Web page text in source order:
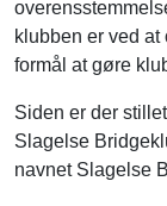
klubben er ved at
formål at gøre
Siden er der
Slagelse
navnet Slagelse